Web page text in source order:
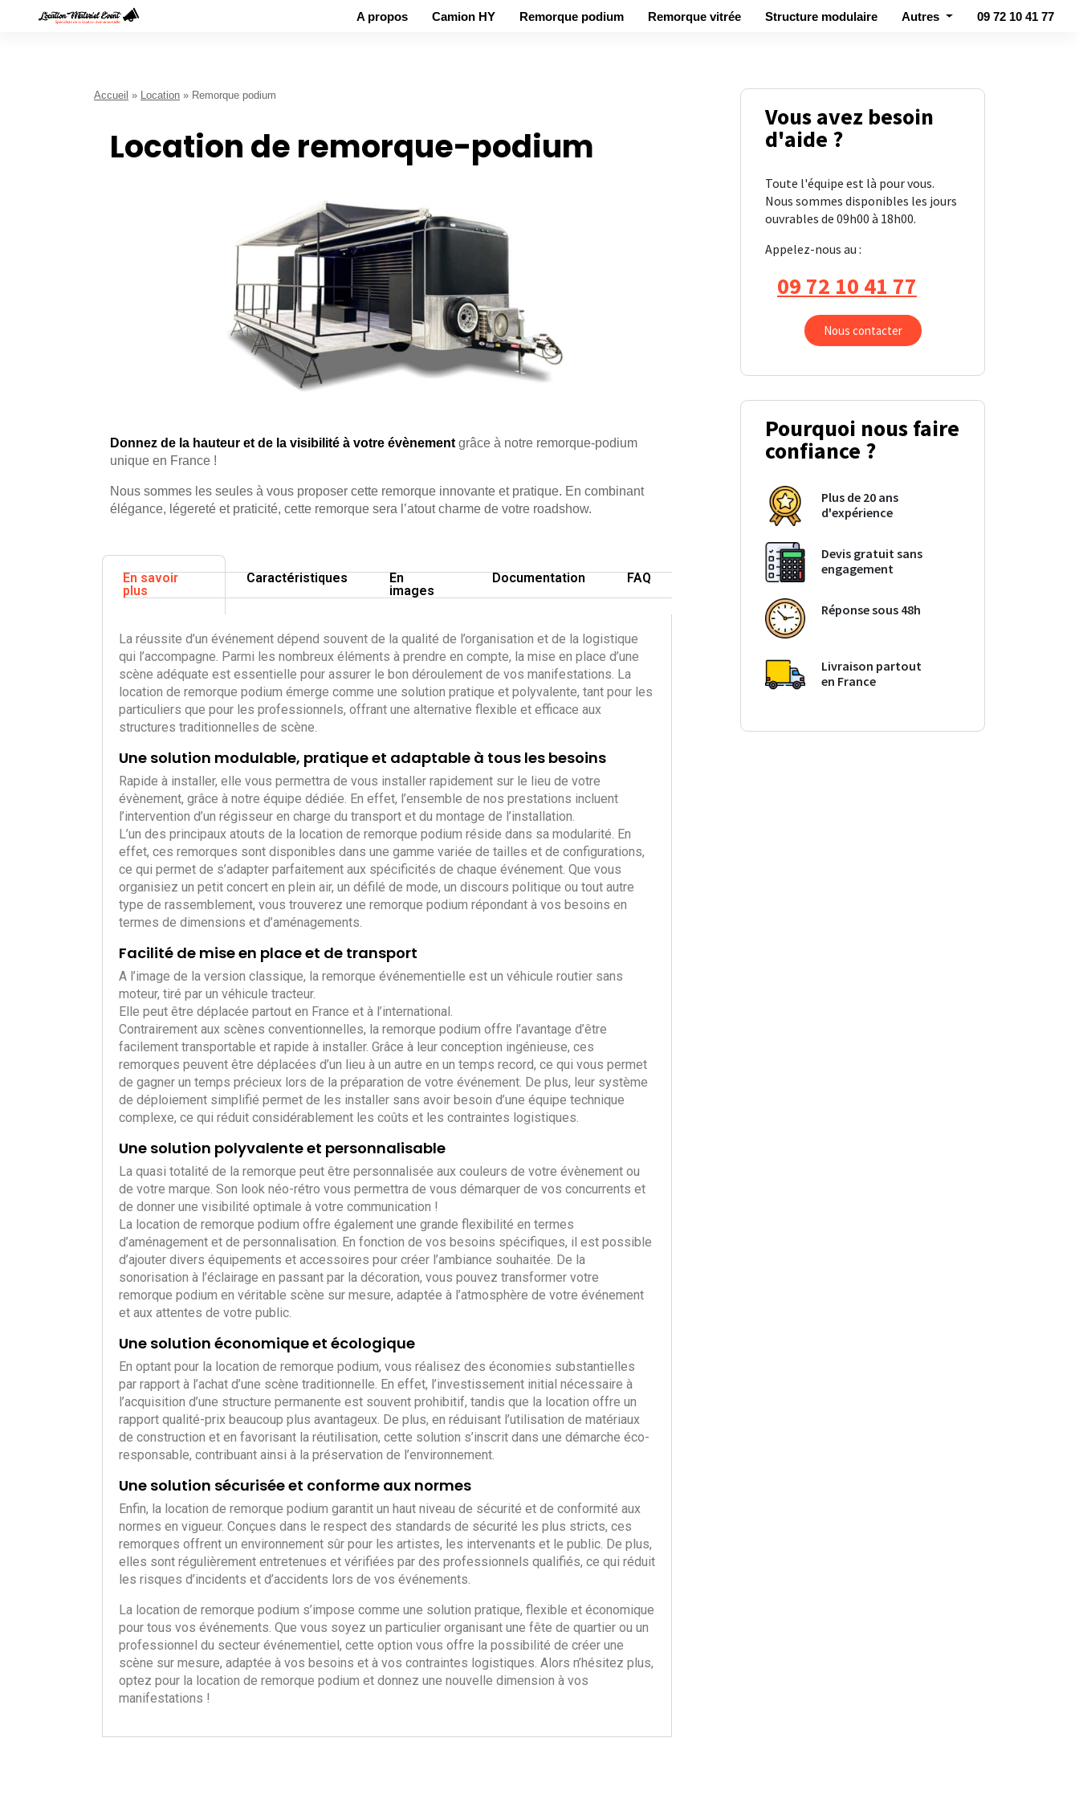
A propos Camion HY Remorque podium Remorque vitrée Structure modulaire Autres 09 72 10 41 77
Accueil » Location » Remorque podium
Location de remorque-podium
Donnez de la hauteur et de la visibilité à votre évènement grâce à notre remorque-podium
unique en France !
Nous sommes les seules à vous proposer cette remorque innovante et pratique. En combinant
élégance, légereté et praticité, cette remorque sera l’atout charme de votre roadshow.
En savoir
plus
Caractéristiques
En
images
Documentation FAQ
La réussite d’un événement dépend souvent de la qualité de l’organisation et de la logistique
qui l’accompagne. Parmi les nombreux éléments à prendre en compte, la mise en place d’une
scène adéquate est essentielle pour assurer le bon déroulement de vos manifestations. La
location de remorque podium émerge comme une solution pratique et polyvalente, tant pour les
particuliers que pour les professionnels, offrant une alternative flexible et efficace aux
structures traditionnelles de scène.
Une solution modulable, pratique et adaptable à tous les besoins
Rapide à installer, elle vous permettra de vous installer rapidement sur le lieu de votre
évènement, grâce à notre équipe dédiée. En effet, l’ensemble de nos prestations incluent
l’intervention d’un régisseur en charge du transport et du montage de l’installation.
L’un des principaux atouts de la location de remorque podium réside dans sa modularité. En
effet, ces remorques sont disponibles dans une gamme variée de tailles et de configurations,
ce qui permet de s’adapter parfaitement aux spécificités de chaque événement. Que vous
organisiez un petit concert en plein air, un défilé de mode, un discours politique ou tout autre
type de rassemblement, vous trouverez une remorque podium répondant à vos besoins en
termes de dimensions et d’aménagements.
Facilité de mise en place et de transport
A l’image de la version classique, la remorque événementielle est un véhicule routier sans
moteur, tiré par un véhicule tracteur.
Elle peut être déplacée partout en France et à l’international.
Contrairement aux scènes conventionnelles, la remorque podium offre l’avantage d’être
facilement transportable et rapide à installer. Grâce à leur conception ingénieuse, ces
remorques peuvent être déplacées d’un lieu à un autre en un temps record, ce qui vous permet
de gagner un temps précieux lors de la préparation de votre événement. De plus, leur système
de déploiement simplifié permet de les installer sans avoir besoin d’une équipe technique
complexe, ce qui réduit considérablement les coûts et les contraintes logistiques.
Une solution polyvalente et personnalisable
La quasi totalité de la remorque peut être personnalisée aux couleurs de votre évènement ou
de votre marque. Son look néo-rétro vous permettra de vous démarquer de vos concurrents et
de donner une visibilité optimale à votre communication !
La location de remorque podium offre également une grande flexibilité en termes
d’aménagement et de personnalisation. En fonction de vos besoins spécifiques, il est possible
d’ajouter divers équipements et accessoires pour créer l’ambiance souhaitée. De la
sonorisation à l’éclairage en passant par la décoration, vous pouvez transformer votre
remorque podium en véritable scène sur mesure, adaptée à l’atmosphère de votre événement
et aux attentes de votre public.
Une solution économique et écologique
En optant pour la location de remorque podium, vous réalisez des économies substantielles
par rapport à l’achat d’une scène traditionnelle. En effet, l’investissement initial nécessaire à
l’acquisition d’une structure permanente est souvent prohibitif, tandis que la location offre un
rapport qualité-prix beaucoup plus avantageux. De plus, en réduisant l’utilisation de matériaux
de construction et en favorisant la réutilisation, cette solution s’inscrit dans une démarche éco-
responsable, contribuant ainsi à la préservation de l’environnement.
Une solution sécurisée et conforme aux normes
Enfin, la location de remorque podium garantit un haut niveau de sécurité et de conformité aux
normes en vigueur. Conçues dans le respect des standards de sécurité les plus stricts, ces
remorques offrent un environnement sûr pour les artistes, les intervenants et le public. De plus,
elles sont régulièrement entretenues et vérifiées par des professionnels qualifiés, ce qui réduit
les risques d’incidents et d’accidents lors de vos événements.
La location de remorque podium s’impose comme une solution pratique, flexible et économique
pour tous vos événements. Que vous soyez un particulier organisant une fête de quartier ou un
professionnel du secteur événementiel, cette option vous offre la possibilité de créer une
scène sur mesure, adaptée à vos besoins et à vos contraintes logistiques. Alors n’hésitez plus,
optez pour la location de remorque podium et donnez une nouvelle dimension à vos
manifestations !
Vous avez besoin
d'aide ?
Toute l'équipe est là pour vous.
Nous sommes disponibles les jours
ouvrables de 09h00 à 18h00.
Appelez-nous au :
09 72 10 41 77
Nous contacter
Pourquoi nous faire
confiance ?
Plus de 20 ans
d'expérience
Devis gratuit sans
engagement
Réponse sous 48h
Livraison partout
en France